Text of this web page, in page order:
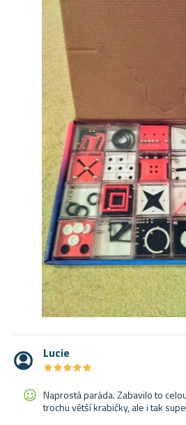
Lucie
★★★★★
★★★★★
Naprostá paráda. Zabavilo to
trochu větší krabičky, ale i tak